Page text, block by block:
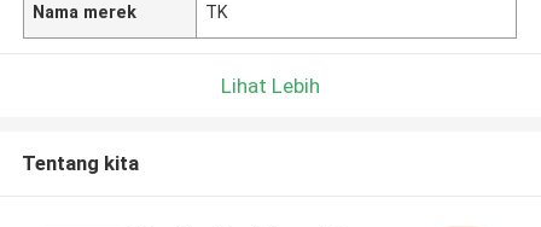
Nama merek TK
Lihat Lebih
Tentang kita